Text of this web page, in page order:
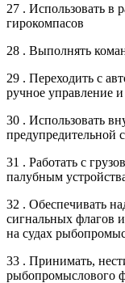
27 . Использовать в
гирокомпасов
28 . Выполнять
29 . Переходить с
ручное управление
30 . Использовать
предупредительной
31 . Работать с
палубным
32 . Обеспечивать
сигнальных флагов
на судах
33 . Принимать,
рыбопромыслового